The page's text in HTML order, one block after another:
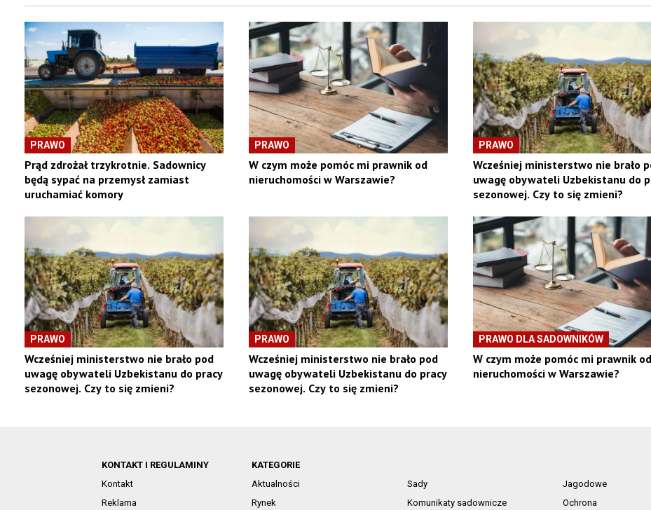
PRAWO
Prąd zdrożał trzykrotnie. Sadownicy
będą sypać na przemysł zamiast
uruchamiać komory
PRAWO
W czym może pomóc mi prawnik od
nieruchomości w Warszawie?
PRAWO
Wcześniej ministerstwo nie brało
uwagę obywateli Uzbekistanu do
sezonowej. Czy to się zmieni?
PRAWO
Wcześniej ministerstwo nie brało pod
uwagę obywateli Uzbekistanu do pracy
sezonowej. Czy to się zmieni?
PRAWO
Wcześniej ministerstwo nie brało pod
uwagę obywateli Uzbekistanu do pracy
sezonowej. Czy to się zmieni?
PRAWO DLA SADOWNIKÓW
W czym może pomóc mi prawnik od
nieruchomości w Warszawie?
KONTAKT I REGULAMINY
Kontakt
Reklama
KATEGORIE
Aktualności
Sady
Jagodowe
Rynek
Komunikaty sadownicze Ochrona